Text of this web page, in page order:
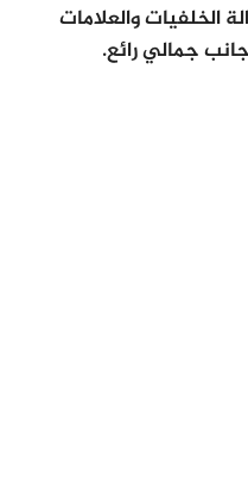
الخلفيات والعلامات
جمالي رائع.